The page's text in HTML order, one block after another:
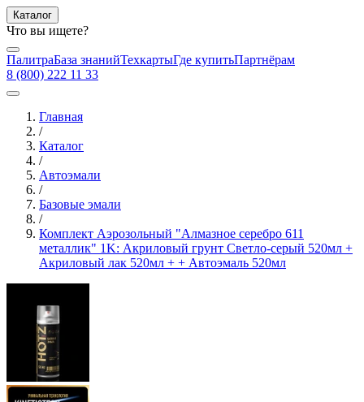
Каталог
Что вы ищете?
ПалитраБаза знанийТехкартыГде купитьПартнёрам
8 (800) 222 11 33
Главная
/
Каталог
/
Автоэмали
/
Базовые эмали
/
Комплект Аэрозольный "Алмазное серебро 611
металлик" 1K: Акриловый грунт Светло-серый 520мл +
Акриловый лак 520мл + + Автоэмаль 520мл